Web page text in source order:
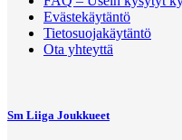
Evästekäytäntö
Tietosuojakäytäntö
Ota yhteyttä
Sm Liiga Joukkueet